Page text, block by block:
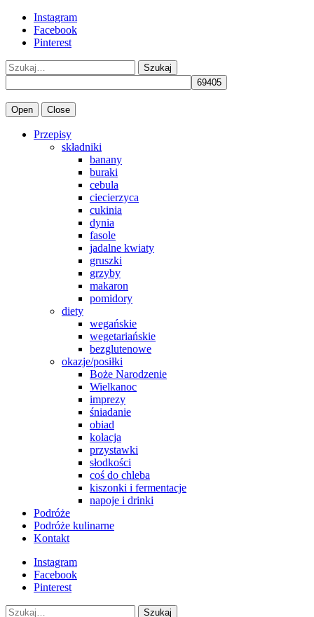
Instagram
Facebook
Pinterest
Szukaj
Open Close
Przepisy
składniki
banany
buraki
cebula
ciecierzyca
cukinia
dynia
fasole
jadalne kwiaty
gruszki
grzyby
makaron
pomidory
diety
wegańskie
wegetariańskie
bezglutenowe
okazje/posiłki
Boże Narodzenie
Wielkanoc
imprezy
śniadanie
obiad
kolacja
przystawki
słodkości
coś do chleba
kiszonki i fermentacje
napoje i drinki
Podróże
Podróże kulinarne
Kontakt
Instagram
Facebook
Pinterest
Szukaj